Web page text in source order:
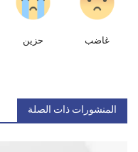
غاضب حزين
المنشورات ذات الصلة